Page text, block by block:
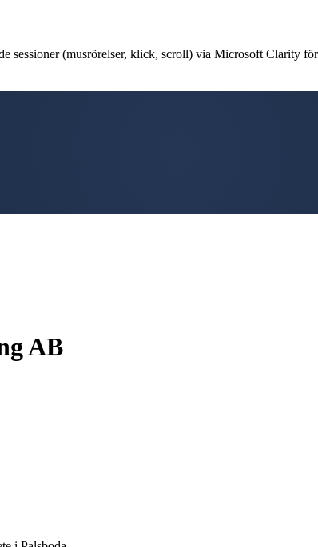
sessioner (musrörelser, klick, scroll) via Microsoft Clarity
AB